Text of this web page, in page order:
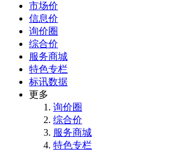
市场价
信息价
询价圈
综合价
服务商城
特色专栏
标讯数据
更多
询价圈
综合价
服务商城
特色专栏